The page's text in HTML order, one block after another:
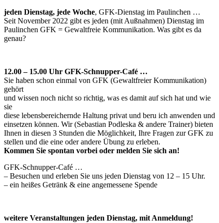
jeden Dienstag, jede Woche, GFK-Dienstag im Paulinchen …
Seit November 2022 gibt es jeden (mit Außnahmen) Dienstag im
Paulinchen GFK = Gewaltfreie Kommunikation. Was gibt es da
genau?
12.00 – 15.00 Uhr GFK-Schnupper-Café …
Sie haben schon einmal von GFK (Gewaltfreier Kommunikation)
gehört
und wissen noch nicht so richtig, was es damit auf sich hat und wie
sie
diese lebensbereichernde Haltung privat und beru ich anwenden und
einsetzen können. Wir (Sebastian Podleska & andere Trainer) bieten
Ihnen in diesen 3 Stunden die Möglichkeit, Ihre Fragen zur GFK zu
stellen und die eine oder andere Übung zu erleben.
Kommen Sie spontan vorbei oder melden Sie sich an!
GFK-Schnupper-Café …
– Besuchen und erleben Sie uns jeden Dienstag von 12 – 15 Uhr.
– ein heißes Getränk & eine angemessene Spende
weitere Veranstaltungen jeden Dienstag, mit Anmeldung!